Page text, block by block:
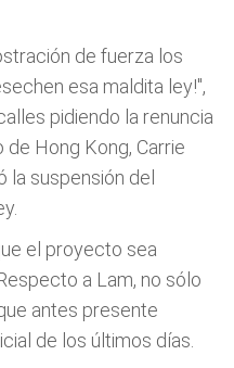
de fuerza los
esa maldita ley!",
pidiendo la renuncia
Hong Kong, Carrie
la suspensión del
el proyecto sea
a Lam, no sólo
antes presente
de los últimos días.